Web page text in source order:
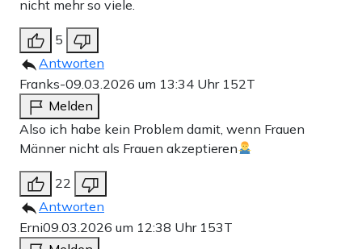
nicht mehr so viele.
5
Antworten
Franks-09.03.2026 um 13:34 Uhr 152T
Melden
Also ich habe kein Problem damit, wenn Frauen
Männer nicht als Frauen akzeptieren
22
Antworten
Erni09.03.2026 um 12:38 Uhr 153T